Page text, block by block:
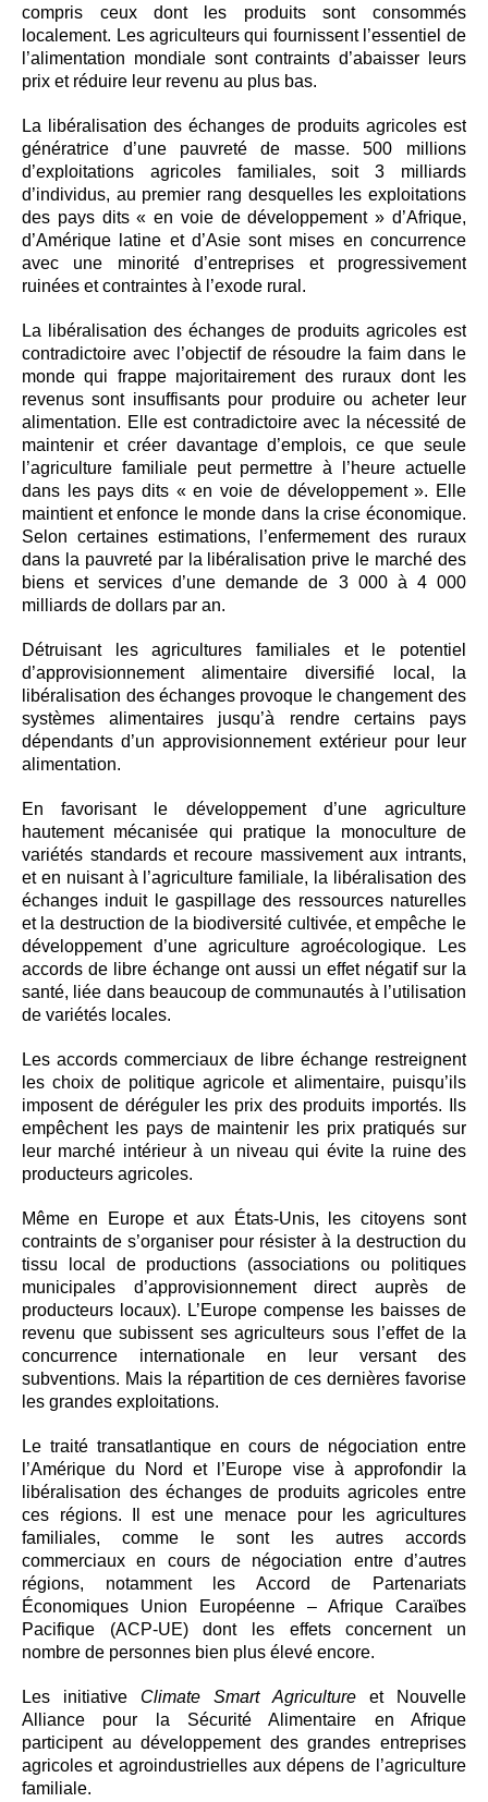
compris ceux dont les produits sont consommés
localement. Les agriculteurs qui fournissent l’essentiel de
l’alimentation mondiale sont contraints d’abaisser leurs
prix et réduire leur revenu au plus bas.
La libéralisation des échanges de produits agricoles est
génératrice d’une pauvreté de masse. 500 millions
d’exploitations agricoles familiales, soit 3 milliards
d’individus, au premier rang desquelles les exploitations
des pays dits « en voie de développement » d’Afrique,
d’Amérique latine et d’Asie sont mises en concurrence
avec une minorité d’entreprises et progressivement
ruinées et contraintes à l’exode rural.
La libéralisation des échanges de produits agricoles est
contradictoire avec l’objectif de résoudre la faim dans le
monde qui frappe majoritairement des ruraux dont les
revenus sont insuffisants pour produire ou acheter leur
alimentation. Elle est contradictoire avec la nécessité de
maintenir et créer davantage d’emplois, ce que seule
l’agriculture familiale peut permettre à l’heure actuelle
dans les pays dits « en voie de développement ». Elle
maintient et enfonce le monde dans la crise économique.
Selon certaines estimations, l’enfermement des ruraux
dans la pauvreté par la libéralisation prive le marché des
biens et services d’une demande de 3 000 à 4 000
milliards de dollars par an.
Détruisant les agricultures familiales et le potentiel
d’approvisionnement alimentaire diversifié local, la
libéralisation des échanges provoque le changement des
systèmes alimentaires jusqu’à rendre certains pays
dépendants d’un approvisionnement extérieur pour leur
alimentation.
En favorisant le développement d’une agriculture
hautement mécanisée qui pratique la monoculture de
variétés standards et recoure massivement aux intrants,
et en nuisant à l’agriculture familiale, la libéralisation des
échanges induit le gaspillage des ressources naturelles
et la destruction de la biodiversité cultivée, et empêche le
développement d’une agriculture agroécologique. Les
accords de libre échange ont aussi un effet négatif sur la
santé, liée dans beaucoup de communautés à l’utilisation
de variétés locales.
Les accords commerciaux de libre échange restreignent
les choix de politique agricole et alimentaire, puisqu’ils
imposent de déréguler les prix des produits importés. Ils
empêchent les pays de maintenir les prix pratiqués sur
leur marché intérieur à un niveau qui évite la ruine des
producteurs agricoles.
Même en Europe et aux États-Unis, les citoyens sont
contraints de s’organiser pour résister à la destruction du
tissu local de productions (associations ou politiques
municipales d’approvisionnement direct auprès de
producteurs locaux). L’Europe compense les baisses de
revenu que subissent ses agriculteurs sous l’effet de la
concurrence internationale en leur versant des
subventions. Mais la répartition de ces dernières favorise
les grandes exploitations.
Le traité transatlantique en cours de négociation entre
l’Amérique du Nord et l’Europe vise à approfondir la
libéralisation des échanges de produits agricoles entre
ces régions. Il est une menace pour les agricultures
familiales, comme le sont les autres accords
commerciaux en cours de négociation entre d’autres
régions, notamment les Accord de Partenariats
Économiques Union Européenne – Afrique Caraïbes
Pacifique (ACP-UE) dont les effets concernent un
nombre de personnes bien plus élevé encore.
Les initiative Climate Smart Agricultureet Nouvelle
Alliance pour la Sécurité Alimentaire en Afrique
participent au développement des grandes entreprises
agricoles et agroindustrielles aux dépens de l’agriculture
familiale.